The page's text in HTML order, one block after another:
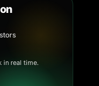
in real time.